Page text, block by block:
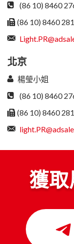
(86 10) 8460
(86 10) 8460
北京
楊瑩小姐
(86 10) 8460
(86 10) 8460
獲